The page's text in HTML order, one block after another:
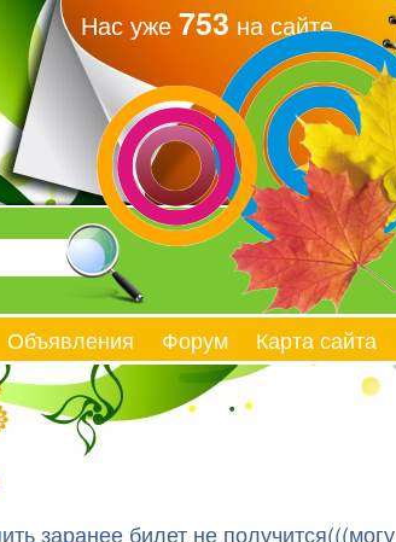
Нас уже 753 на сайте
Объявления Форум Карта сайта
заранее билет не получится(((могу